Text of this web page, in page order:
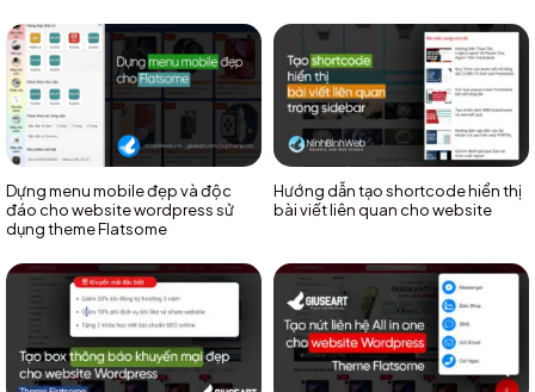
Dựng menu mobile đẹp và độc
đáo cho website wordpress sử
dụng theme Flatsome
Hướng dẫn tạo shortcode hiển thị
bài viết liên quan cho website